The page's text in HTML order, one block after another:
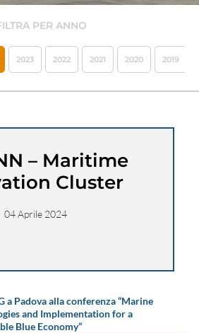
PER ANNO
2023 2022 2021 2020 2019
– Maritime
Cluster
04 Aprile 2024
a Padova alla conferenza “Marine
and Implementation for a
Blue Economy”